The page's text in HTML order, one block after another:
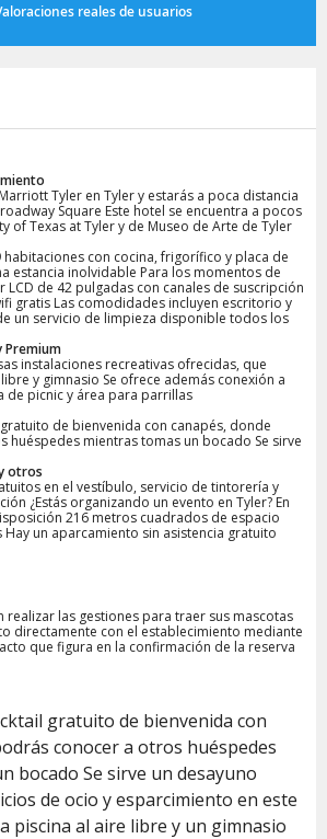
reales de usuarios
Tyler en Tyler y estarás a poca distancia
Square Este hotel se encuentra a pocos
of Texas at Tyler y de Museo de Arte de Tyler
habitaciones con cocina, frigorífico y placa de
estancia inolvidable Para los momentos de
LCD de 42 pulgadas con canales de suscripción
gratis Las comodidades incluyen escritorio y
un servicio de limpieza disponible todos los
Premium
instalaciones recreativas ofrecidas, que
y gimnasio Se ofrece además conexión a
de picnic y área para parrillas
de bienvenida con canapés, donde
huéspedes mientras tomas un bocado Se sirve
otros
en el vestíbulo, servicio de tintorería y
¿Estás organizando un evento en Tyler? En
216 metros cuadrados de espacio
Hay un aparcamiento sin asistencia gratuito
realizar las gestiones para traer sus mascotas
directamente con el establecimiento mediante
que figura en la confirmación de la reserva
gratuito de bienvenida con
conocer a otros huéspedes
bocado Se sirve un desayuno
de ocio y esparcimiento en este
piscina al aire libre y un gimnasio